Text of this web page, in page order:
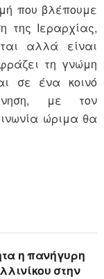
που βλέπουμε
της Ιεραρχίας,
αλλά είναι
τη γνώμη
σε ένα κοινό
με τον
ώριμα θα
η πανήγυρη
στην